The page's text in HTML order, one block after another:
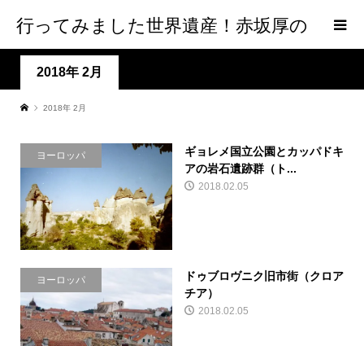
行ってみました世界遺産！赤坂厚の
world Heritage
2018年 2月
2018年 2月
ヨーロッパ
ギョレメ国立公園とカッパドキ
アの岩石遺跡群（ト...
2018.02.05
ヨーロッパ
ドゥブロヴニク旧市街（クロア
チア）
2018.02.05